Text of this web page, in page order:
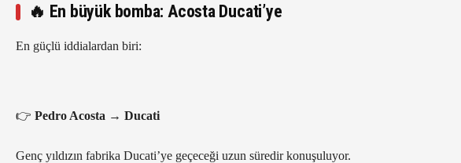
🔥 En büyük bomba: Acosta Ducati’ye
En güçlü iddialardan biri:
👉 Pedro Acosta → Ducati
Genç yıldızın fabrika Ducati’ye geçeceği uzun süredir konuşuluyor.